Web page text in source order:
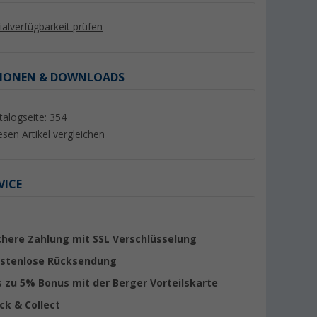
prüfen
& DOWNLOADS
354
Artikel vergleichen
Zahlung mit SSL Verschlüsselung
Rücksendung
zu 5% Bonus mit der Berger Vorteilskarte
& Collect
mattschwarz
61,99€